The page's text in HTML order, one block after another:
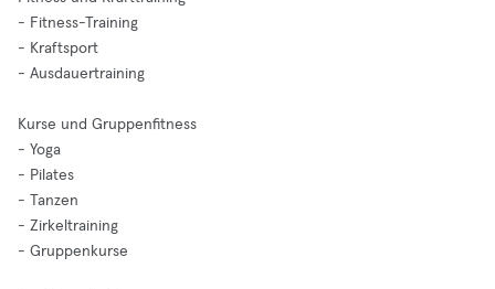
- Fitness-Training
- Kraftsport
- Ausdauertraining
Kurse und Gruppenfitness
- Yoga
- Pilates
- Tanzen
- Zirkeltraining
- Gruppenkurse